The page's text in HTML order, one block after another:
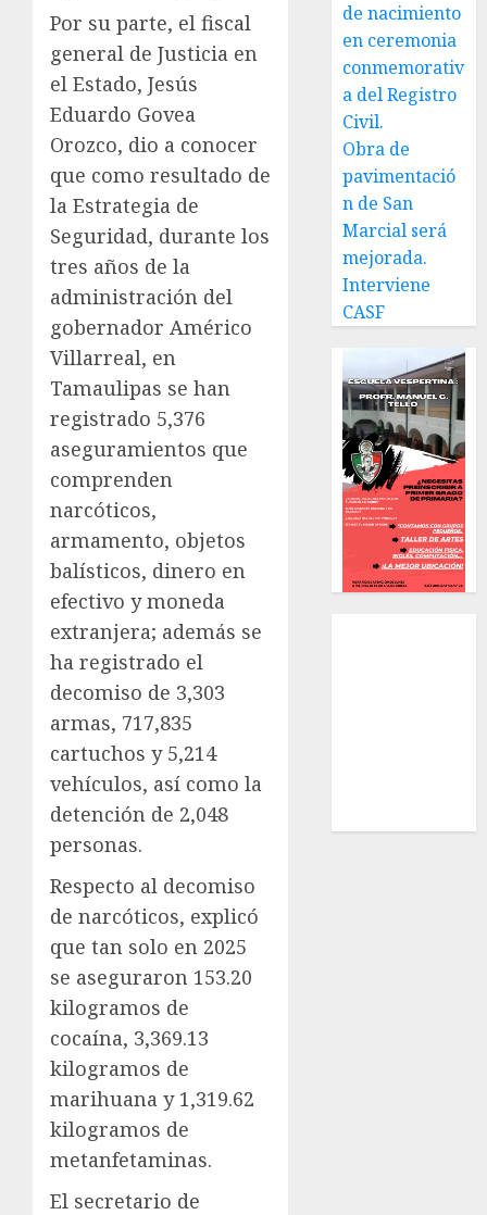
Por su parte, el fiscal
general de Justicia en
el Estado, Jesús
Eduardo Govea
Orozco, dio a conocer
que como resultado de
la Estrategia de
Seguridad, durante los
tres años de la
administración del
gobernador Américo
Villarreal, en
Tamaulipas se han
registrado 5,376
aseguramientos que
comprenden
narcóticos,
armamento, objetos
balísticos, dinero en
efectivo y moneda
extranjera; además se
ha registrado el
decomiso de 3,303
armas, 717,835
cartuchos y 5,214
vehículos, así como la
detención de 2,048
personas.
Respecto al decomiso
de narcóticos, explicó
que tan solo en 2025
se aseguraron 153.20
kilogramos de
cocaína, 3,369.13
kilogramos de
marihuana y 1,319.62
kilogramos de
metanfetaminas.
El secretario de
de nacimiento
en ceremonia
conmemorativ
a del Registro
Civil.
Obra de
pavimentació
n de San
Marcial será
mejorada.
Interviene
CASF